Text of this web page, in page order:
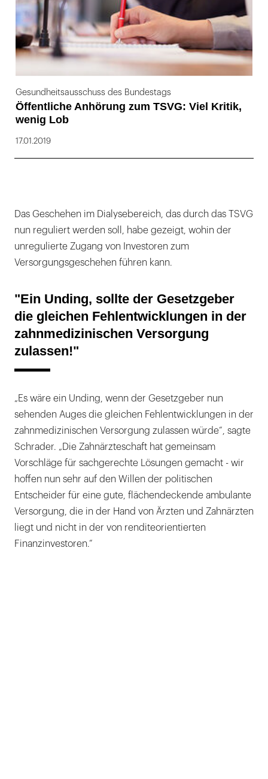
Gesundheitsausschuss des Bundestags
Öffentliche Anhörung zum TSVG: Viel Kritik,
wenig Lob
17.01.2019
Das Geschehen im Dialysebereich, das durch das TSVG
nun reguliert werden soll, habe gezeigt, wohin der
unregulierte Zugang von Investoren zum
Versorgungsgeschehen führen kann.
"Ein Unding, sollte der Gesetzgeber
die gleichen Fehlentwicklungen in der
zahnmedizinischen Versorgung
zulassen!"
„Es wäre ein Unding, wenn der Gesetzgeber nun
sehenden Auges die gleichen Fehlentwicklungen in der
zahnmedizinischen Versorgung zulassen würde“, sagte
Schrader. „Die Zahnärzteschaft hat gemeinsam
Vorschläge für sachgerechte Lösungen gemacht - wir
hoffen nun sehr auf den Willen der politischen
Entscheider für eine gute, flächendeckende ambulante
Versorgung, die in der Hand von Ärzten und Zahnärzten
liegt und nicht in der von renditeorientierten
Finanzinvestoren.“